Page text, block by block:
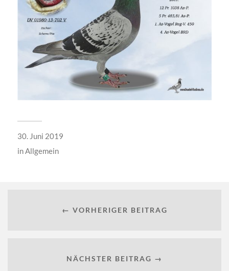
30. Juni 2019
inAllgemein
← VORHERIGER BEITRAG
NÄCHSTER BEITRAG →